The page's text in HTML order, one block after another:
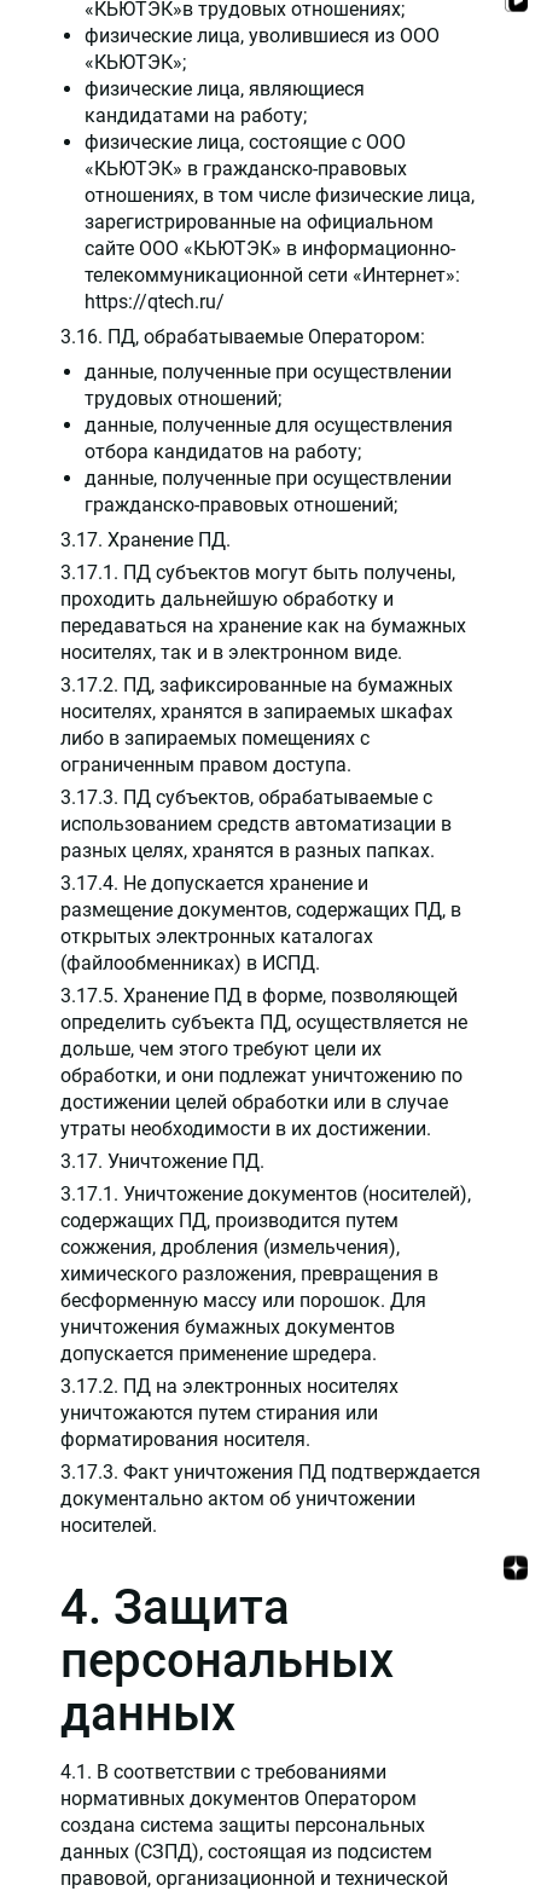
«КЬЮТЭК»в трудовых отношениях;
физические лица, уволившиеся из ООО
«КЬЮТЭК»;
физические лица, являющиеся
кандидатами на работу;
физические лица, состоящие с ООО
«КЬЮТЭК» в гражданско-правовых
отношениях, в том числе физические лица,
зарегистрированные на официальном
сайте ООО «КЬЮТЭК» в информационно-
телекоммуникационной сети «Интернет»:
https://qtech.ru/
3.16. ПД, обрабатываемые Оператором:
данные, полученные при осуществлении
трудовых отношений;
данные, полученные для осуществления
отбора кандидатов на работу;
данные, полученные при осуществлении
гражданско-правовых отношений;
3.17. Хранение ПД.
3.17.1. ПД субъектов могут быть получены,
проходить дальнейшую обработку и
передаваться на хранение как на бумажных
носителях, так и в электронном виде.
3.17.2. ПД, зафиксированные на бумажных
носителях, хранятся в запираемых шкафах
либо в запираемых помещениях с
ограниченным правом доступа.
3.17.3. ПД субъектов, обрабатываемые с
использованием средств автоматизации в
разных целях, хранятся в разных папках.
3.17.4. Не допускается хранение и
размещение документов, содержащих ПД, в
открытых электронных каталогах
(файлообменниках) в ИСПД.
3.17.5. Хранение ПД в форме, позволяющей
определить субъекта ПД, осуществляется не
дольше, чем этого требуют цели их
обработки, и они подлежат уничтожению по
достижении целей обработки или в случае
утраты необходимости в их достижении.
3.17. Уничтожение ПД.
3.17.1. Уничтожение документов (носителей),
содержащих ПД, производится путем
сожжения, дробления (измельчения),
химического разложения, превращения в
бесформенную массу или порошок. Для
уничтожения бумажных документов
допускается применение шредера.
3.17.2. ПД на электронных носителях
уничтожаются путем стирания или
форматирования носителя.
3.17.3. Факт уничтожения ПД подтверждается
документально актом об уничтожении
носителей.
4. Защита
персональных
данных
4.1. В соответствии с требованиями
нормативных документов Оператором
создана система защиты персональных
данных (СЗПД), состоящая из подсистем
правовой, организационной и технической